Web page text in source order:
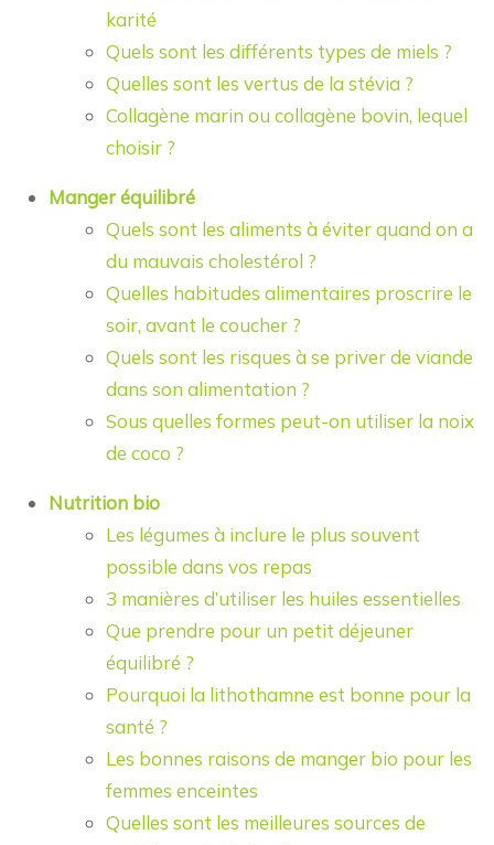
karité
Quels sont les différents types de miels ?
Quelles sont les vertus de la stévia ?
Collagène marin ou collagène bovin, lequel
choisir ?
Manger équilibré
Quels sont les aliments à éviter quand on a
du mauvais cholestérol ?
Quelles habitudes alimentaires proscrire le
soir, avant le coucher ?
Quels sont les risques à se priver de viande
dans son alimentation ?
Sous quelles formes peut-on utiliser la noix
de coco ?
Nutrition bio
Les légumes à inclure le plus souvent
possible dans vos repas
3 manières d’utiliser les huiles essentielles
Que prendre pour un petit déjeuner
équilibré ?
Pourquoi la lithothamne est bonne pour la
santé ?
Les bonnes raisons de manger bio pour les
femmes enceintes
Quelles sont les meilleures sources de